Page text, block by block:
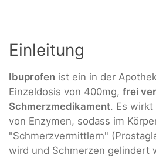
Einleitung
Ibuprofen ist ein in der
Einzeldosis von 400mg, frei
Schmerzmedikament. Es wirkt
von Enzymen, sodass im
"Schmerzvermittlern"
wird und Schmerzen gelindert